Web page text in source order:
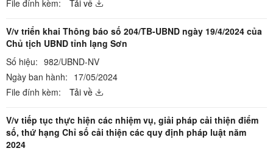
File đính kèm:
Tải về
V/v triển khai Thông báo số 204/TB-UBND ngày 19/4/2024 của
Chủ tịch UBND tỉnh lạng Sơn
Số hiệu: 982/UBND-NV
Ngày ban hành: 17/05/2024
File đính kèm:
Tải về
V/v tiếp tục thực hiện các nhiệm vụ, giải pháp cải thiện điểm
số, thứ hạng Chỉ số cải thiện các quy định pháp luật năm
2024